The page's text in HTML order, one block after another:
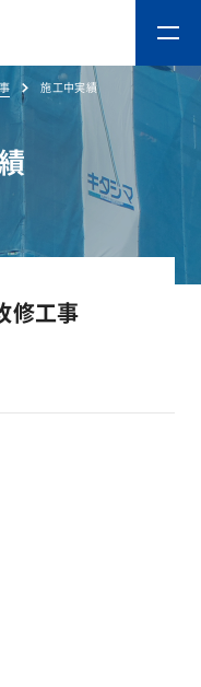
施工中実績
修工事
り
法